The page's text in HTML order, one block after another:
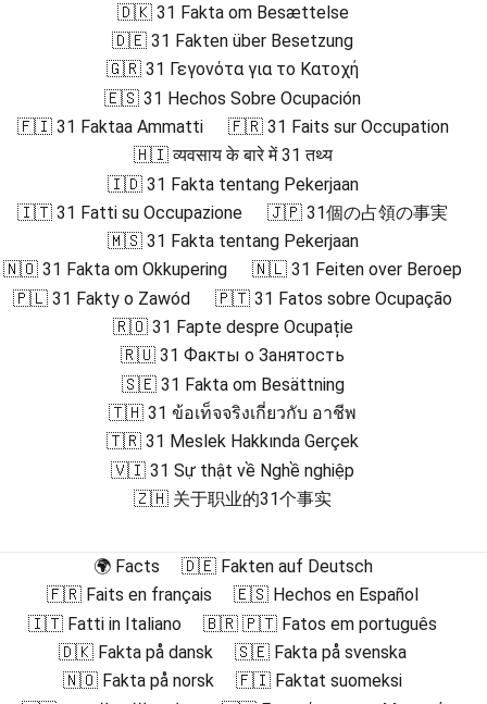
🇩🇰 31 Fakta om Besættelse
🇩🇪 31 Fakten über Besetzung
🇬🇷 31 Γεγονότα για το Κατοχή
🇪🇸 31 Hechos Sobre Ocupación
🇫🇮 31 Faktaa Ammatti
🇫🇷 31 Faits sur Occupation
🇭🇮 व्यवसाय के बारे में 31 तथ्य
🇮🇩 31 Fakta tentang Pekerjaan
🇮🇹 31 Fatti su Occupazione
🇯🇵 31個の占領の事実
🇲🇸 31 Fakta tentang Pekerjaan
🇳🇴 31 Fakta om Okkupering
🇳🇱 31 Feiten over Beroep
🇵🇱 31 Fakty o Zawód
🇵🇹 31 Fatos sobre Ocupação
🇷🇴 31 Fapte despre Ocupație
🇷🇺 31 Факты о Занятость
🇸🇪 31 Fakta om Besättning
🇹🇭 31 ข้อเท็จจริงเกี่ยวกับ อาชีพ
🇹🇷 31 Meslek Hakkında Gerçek
🇻🇮 31 Sự thật về Nghề nghiệp
🇿🇭 关于职业的31个事实
🌍 Facts
🇩🇪 Fakten auf Deutsch
🇫🇷 Faits en français
🇪🇸 Hechos en Español
🇮🇹 Fatti in Italiano
🇧🇷 🇵🇹 Fatos em português
🇩🇰 Fakta på dansk
🇸🇪 Fakta på svenska
🇳🇴 Fakta på norsk
🇫🇮 Faktat suomeksi